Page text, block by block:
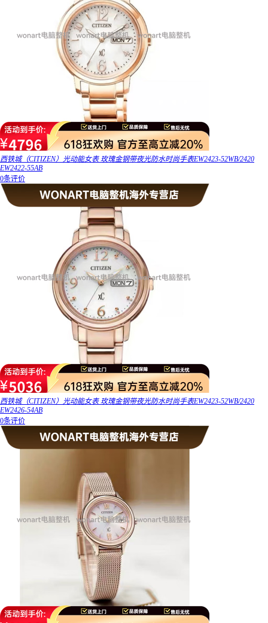
西铁城（CITIZEN）光动能女表 玫瑰金钢带夜光防水时尚手表EW2423-52WB/2420
EW2422-55AB
0条评价
西铁城（CITIZEN）光动能女表 玫瑰金钢带夜光防水时尚手表EW2423-52WB/2420
EW2426-54AB
0条评价